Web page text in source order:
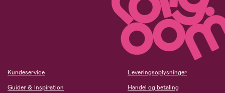
Kundeservice
Guider & Inspiration
Leveringsoplysninger
Handel og betaling